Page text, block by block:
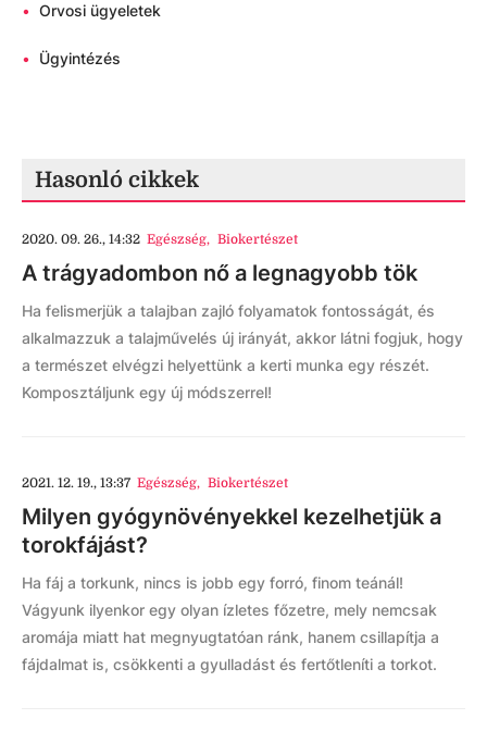
• Orvosi ügyeletek
• Ügyintézés
Hasonló cikkek
2020. 09. 26., 14:32 Egészség, Biokertészet
A trágyadombon nő a legnagyobb tök
Ha felismerjük a talajban zajló folyamatok fontosságát, és
alkalmazzuk a talajművelés új irányát, akkor látni fogjuk, hogy
a természet elvégzi helyettünk a kerti munka egy részét.
Komposztáljunk egy új módszerrel!
2021. 12. 19., 13:37 Egészség, Biokertészet
Milyen gyógynövényekkel kezelhetjük a
torokfájást?
Ha fáj a torkunk, nincs is jobb egy forró, finom teánál!
Vágyunk ilyenkor egy olyan ízletes főzetre, mely nemcsak
aromája miatt hat megnyugtatóan ránk, hanem csillapítja a
fájdalmat is, csökkenti a gyulladást és fertőtleníti a torkot.